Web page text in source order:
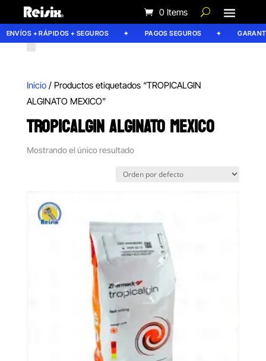
0 Items
ENVÍOS + RÁPIDOS + SEGUROS PAGOS SEGUROS
Inicio/ Productos etiquetados “TROPICALGIN
ALGINATO MEXICO”
TROPICALGIN ALGINATO MEXICO
Mostrando el único resultado